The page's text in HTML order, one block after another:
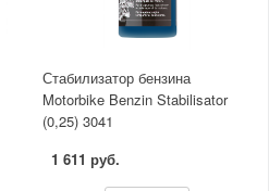
Стабилизатор бензина
Motorbike Benzin Stabilisator
(0,25) 3041
1 611 руб.